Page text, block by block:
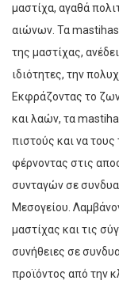
μαστίχα, αγαθά
αιώνων. Τα
της μαστίχας,
ιδιότητες, την
Εκφράζοντας το
και λαών, τα
πιστούς και να
φέρνοντας στις
συνταγών σε
Μεσογείου.
μαστίχας και τις
συνήθειες σε
προϊόντος από την